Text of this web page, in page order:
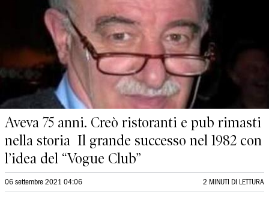
Aveva 75 anni. Creò ristoranti e pub rimasti
nella storia Il grande successo nel 1982 con
l’idea del “Vogue Club”
06 settembre 2021 04:06 2 MINUTI DI LETTURA